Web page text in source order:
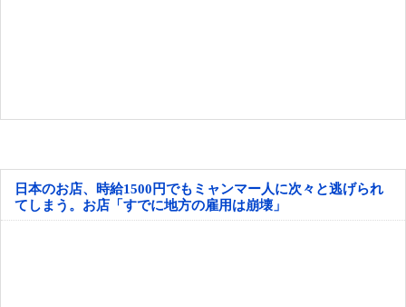
日本のお店、時給1500円でもミャンマー人に次々と逃げられ
てしまう。お店「すでに地方の雇用は崩壊」